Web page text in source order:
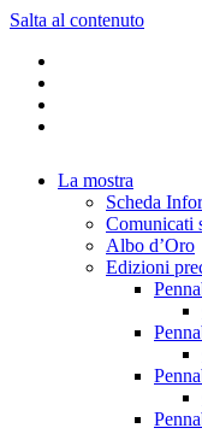
Salta al contenuto
La mostra
Scheda
Comunicati
Albo d’Oro
Edizioni